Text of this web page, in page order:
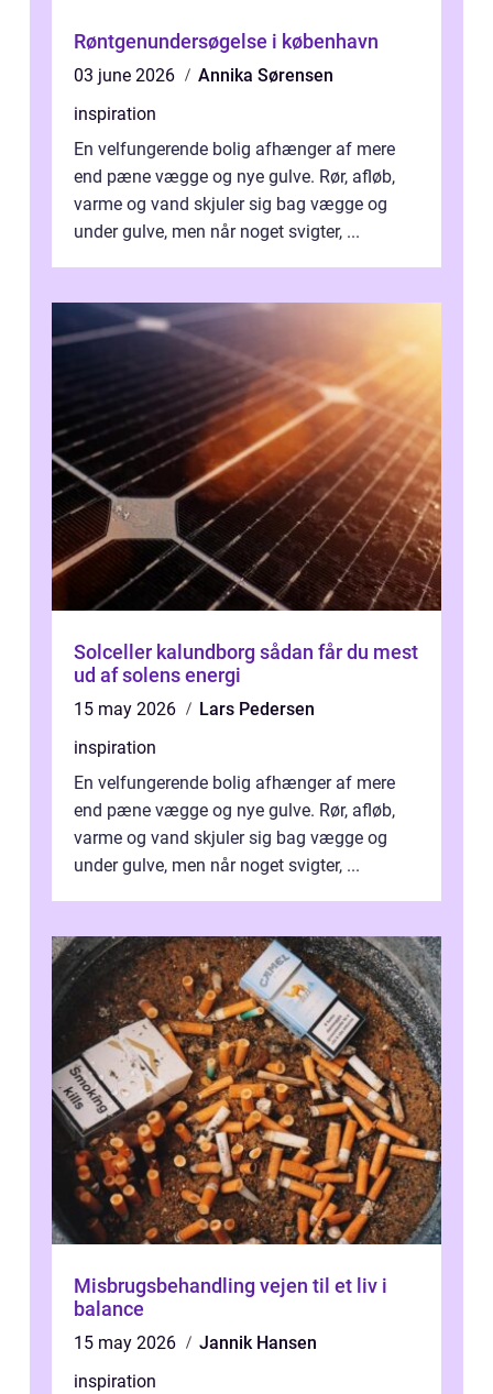
Røntgenundersøgelse i københavn
03 june 2026
Annika Sørensen
inspiration
En velfungerende bolig afhænger af mere
end pæne vægge og nye gulve. Rør, afløb,
varme og vand skjuler sig bag vægge og
under gulve, men når noget svigter, ...
Solceller kalundborg sådan får du mest
ud af solens energi
15 may 2026
Lars Pedersen
inspiration
En velfungerende bolig afhænger af mere
end pæne vægge og nye gulve. Rør, afløb,
varme og vand skjuler sig bag vægge og
under gulve, men når noget svigter, ...
Misbrugsbehandling vejen til et liv i
balance
15 may 2026
Jannik Hansen
inspiration